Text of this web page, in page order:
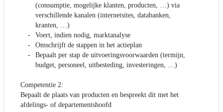
(consumptie, mogelijke klanten, producten, …) via
verschillende kanalen (internetsites, databanken,
kranten, …)
Voert, indien nodig, marktanalyse
Omschrijft de stappen in het actieplan
Bepaalt per stap de uitvoeringsvoorwaarden (termijn,
budget, personeel, uitbesteding, investeringen, …)
Competentie 2:
Bepaalt de plaats van producten en bespreekt dit met het
afdelings- of departementshoofd